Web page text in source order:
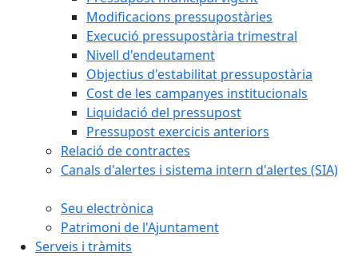
Modificacions pressupostàries
Execució pressupostària trimestral
Nivell d'endeutament
Objectius d'estabilitat pressupostària
Cost de les campanyes institucionals
Liquidació del pressupost
Pressupost exercicis anteriors
Relació de contractes
Canals d'alertes i sistema intern d'alertes (SIA)
Seu electrònica
Patrimoni de l'Ajuntament
Serveis i tràmits